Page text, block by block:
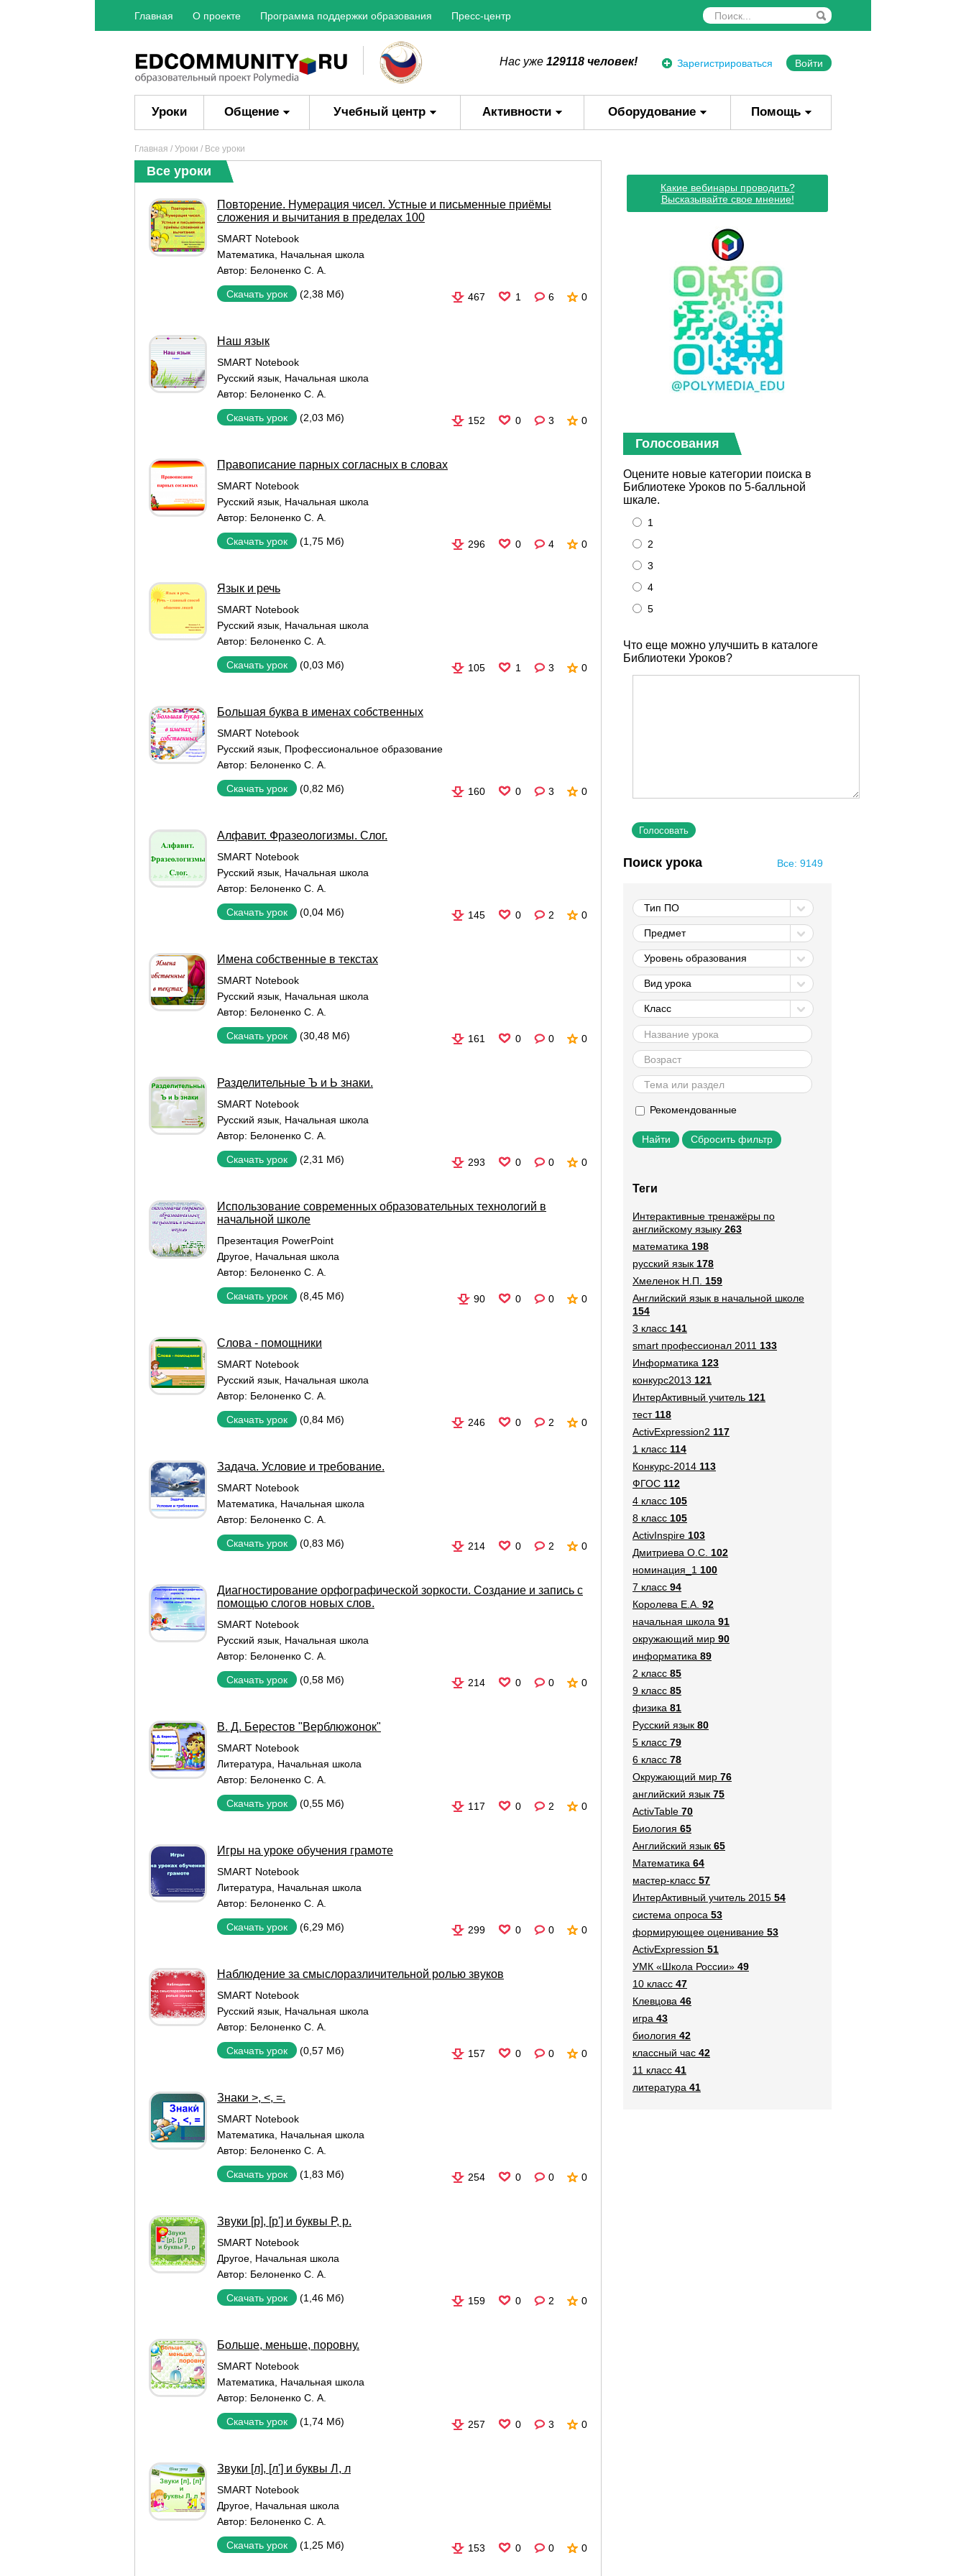
Главная О проекте Программа поддержки образования Пресс-центр
Зарегистрироваться Войти
Нас уже 129118 человек!
Уроки Общение Учебный центр Активности Оборудование Помощь
Главная / Уроки / Все уроки
Все уроки
Повторение. Нумерация чисел. Устные и письменные приёмы
сложения и вычитания в пределах 100
SMART Notebook
Математика
Начальная школа
Автор: Белоненко С. А.
Скачать урок (2,38 Мб) 467 1 6 0
Наш язык
SMART Notebook
Русский язык Начальная школа
Автор: Белоненко С. А.
Скачать урок (2,03 Мб) 152 0 3 0
Правописание парных согласных в словах
SMART Notebook
Русский язык Начальная школа
Автор: Белоненко С. А.
Скачать урок (1,75 Мб) 296 0 4 0
Язык и речь
SMART Notebook
Русский язык Начальная школа
Автор: Белоненко С. А.
Скачать урок (0,03 Мб) 105 1 3 0
Большая буква в именах собственных
SMART Notebook
Русский язык Профессиональное образование
Автор: Белоненко С. А.
Скачать урок (0,82 Мб) 160 0 3 0
Алфавит. Фразеологизмы. Слог.
SMART Notebook
Русский язык Начальная школа
Автор: Белоненко С. А.
Скачать урок (0,04 Мб) 145 0 2 0
Имена собственные в текстах
SMART Notebook
Русский язык Начальная школа
Автор: Белоненко С. А.
Скачать урок (30,48 Мб) 161 0 0 0
Разделительные Ъ и Ь знаки.
SMART Notebook
Русский язык Начальная школа
Автор: Белоненко С. А.
Скачать урок (2,31 Мб) 293 0 0 0
Использование современных образовательных технологий в
начальной школе
Презентация PowerPoint
Другое Начальная школа
Автор: Белоненко С. А.
Скачать урок (8,45 Мб) 90 0 0 0
Слова - помощники
SMART Notebook
Русский язык Начальная школа
Автор: Белоненко С. А.
Скачать урок (0,84 Мб) 246 0 2 0
Задача. Условие и требование.
SMART Notebook
Математика
Начальная школа
Автор: Белоненко С. А.
Скачать урок (0,83 Мб) 214 0 2 0
Диагностирование орфографической зоркости. Создание и запись с
помощью слогов новых слов.
SMART Notebook
Русский язык Начальная школа
Автор: Белоненко С. А.
Скачать урок (0,58 Мб) 214 0 0 0
В. Д. Берестов "Верблюжонок"
SMART Notebook
Литература
Начальная школа
Автор: Белоненко С. А.
Скачать урок (0,55 Мб) 117 0 2 0
Игры на уроке обучения грамоте
SMART Notebook
Литература
Начальная школа
Автор: Белоненко С. А.
Скачать урок (6,29 Мб) 299 0 0 0
Наблюдение за смыслоразличительной ролью звуков
SMART Notebook
Русский язык Начальная школа
Автор: Белоненко С. А.
Скачать урок (0,57 Мб) 157 0 0 0
Знаки >, <, =.
SMART Notebook
Математика
Начальная школа
Автор: Белоненко С. А.
Скачать урок (1,83 Мб) 254 0 0 0
Звуки [р], [р'] и буквы Р, р.
SMART Notebook
Другое Начальная школа
Автор: Белоненко С. А.
Скачать урок (1,46 Мб) 159 0 2 0
Больше, меньше, поровну.
SMART Notebook
Математика
Начальная школа
Автор: Белоненко С. А.
Скачать урок (1,74 Мб) 257 0 3 0
Звуки [л], [л'] и буквы Л, л
SMART Notebook
Другое Начальная школа
Автор: Белоненко С. А.
Скачать урок (1,25 Мб) 153 0 0 0
Какие вебинары проводить?
Высказывайте свое мнение!
Голосования
Оцените новые категории поиска в
Библиотеке Уроков по 5-балльной
шкале.
1
2
3
4
5
Что еще можно улучшить в каталоге
Библиотеки Уроков?
Все: 9149
Поиск урока
Тип ПО
Предмет
Уровень образования
Вид урока
Класс
Рекомендованные
Сбросить фильтр
Теги
Интерактивные тренажёры по
английскому языку 263
математика 198
русский язык 178
Хмеленок Н.П.
159
Английский язык в начальной школе
154
3 класс 141
smart профессионал 2011 133
Информатика 123
конкурс2013 121
ИнтерАктивный учитель 121
тест118
ActivExpression2 117
1 класс 114
Конкурс-2014 113
ФГОС 112
4 класс 105
8 класс 105
ActivInspire 103
Дмитриева О.С. 102
номинация_1 100
7 класс 94
Королева Е.А. 92
начальная школа 91
окружающий мир 90
информатика 89
2 класс 85
9 класс 85
физика 81
Русский язык 80
5 класс 79
6 класс 78
Окружающий мир 76
английский язык 75
ActivTable 70
Биология 65
Английский язык 65
Математика 64
мастер-класс 57
ИнтерАктивный учитель 2015 54
система опроса 53
формирующее оценивание 53
ActivExpression 51
УМК «Школа России» 49
10 класс 47
Клевцова 46
игра 43
биология 42
классный час 42
11 класс 41
литература 41